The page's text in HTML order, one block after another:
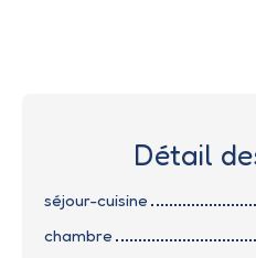
Détail
séjour-cuisine
chambre